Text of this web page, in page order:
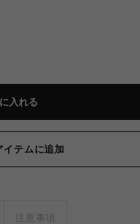
入れる
イテムに追加
注意事項